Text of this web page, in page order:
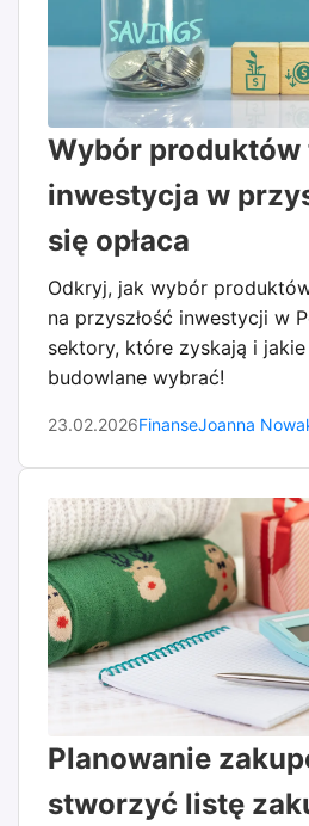
Wybór produktów
inwestycja w
się opłaca
Odkryj, jak wybór
na przyszłość inwestycji w
sektory, które zyskają i jakie
budowlane wybrać!
23.02.2026FinanseJoanna
Planowanie
stworzyć listę